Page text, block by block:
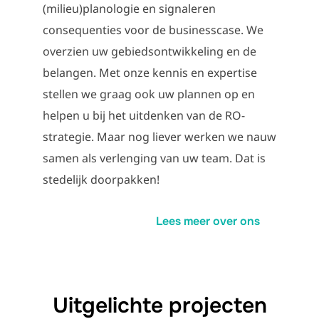
(milieu)planologie en signaleren
consequenties voor de businesscase. We
overzien uw gebiedsontwikkeling en de
belangen. Met onze kennis en expertise
stellen we graag ook uw plannen op en
helpen u bij het uitdenken van de RO-
strategie. Maar nog liever werken we nauw
samen als verlenging van uw team. Dat is
stedelijk doorpakken!
Lees meer over ons
Uitgelichte projecten